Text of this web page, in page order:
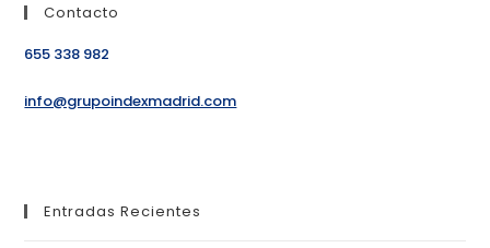
Contacto
655 338 982
info@grupoindexmadrid.com
Entradas Recientes